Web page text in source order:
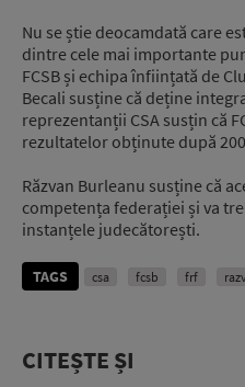
Nu se știe deocamdată care
dintre cele mai importante
FCSB și echipa înființată de
Becali susține că deține
reprezentanții CSA susțin că
rezultatelor obținute după
Răzvan Burleanu susține că
competența federației și va
instanțele judecătorești.
TAGS csa fcsb frf
CITEȘTE ȘI